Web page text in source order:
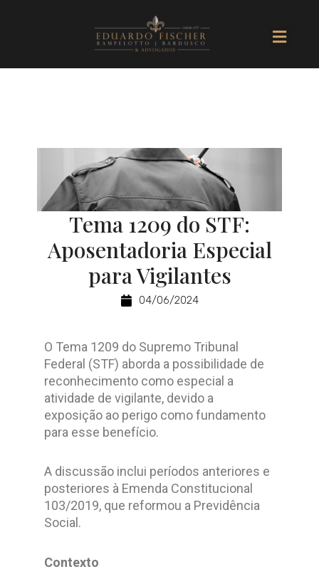
Tema 1209 do STF:
Aposentadoria Especial
para Vigilantes
04/06/2024
O Tema 1209 do Supremo Tribunal
Federal (STF) aborda a possibilidade de
reconhecimento como especial a
atividade de vigilante, devido a
exposição ao perigo como fundamento
para esse benefício.
A discussão inclui períodos anteriores e
posteriores à Emenda Constitucional
103/2019, que reformou a Previdência
Social.
Contexto